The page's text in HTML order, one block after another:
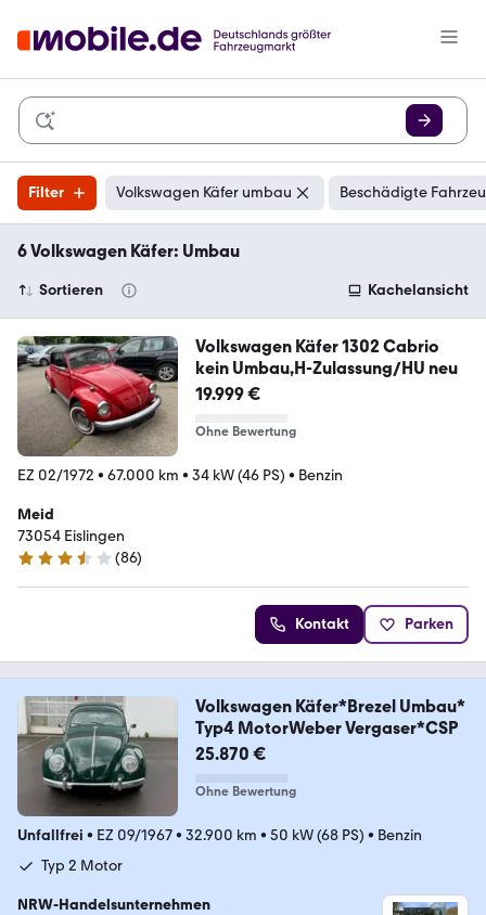
Filter Volkswagen Käfer umbau Beschädigte
6 Volkswagen Käfer: Umbau
Sortieren Kachelansicht
Volkswagen Käfer 1302 Cabrio
kein Umbau,H-Zulassung/HU neu
19.999 €
Ohne Bewertung
EZ 02/1972 • 67.000 km • 34 kW (46 PS) • Benzin
Meid
73054 ­­Eislingen
3.7 Sterne
(86)
Kontakt Parken
Volkswagen Käfer*Brezel Umbau*
Typ4 MotorWeber Vergaser*CSP
25.870 €
Ohne Bewertung
Unfallfrei • EZ 09/1967• 32.900 km • 50 kW (68 PS) • Benzin
Typ 2 Motor
NRW-Handelsunternehmen